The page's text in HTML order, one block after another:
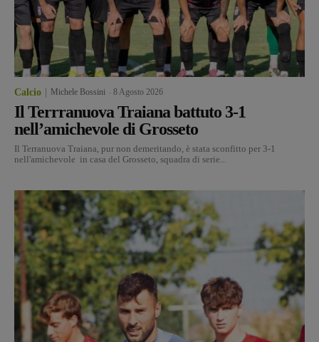
Calcio Michele Bossini 8 Agosto 2026
Il Terrranuova Traiana battuto 3-1
nell’amichevole di Grosseto
Il Terranuova Traiana, pur non demeritando, è stata sconfitto per 3-1
nell'amichevole in casa del Grosseto, squadra di serie...